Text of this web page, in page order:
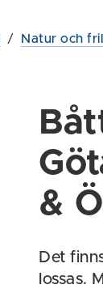
/ Natur och
&
Det
lossas.